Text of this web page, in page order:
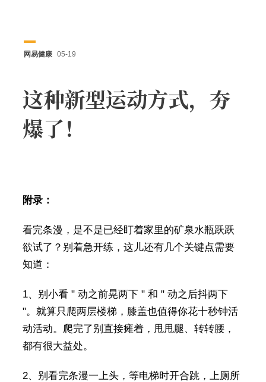
网易健康 05-19
这种新型运动方式，夯
爆了！
附录：
看完条漫，是不是已经盯着家里的矿泉水瓶跃跃
欲试了？别着急开练，这儿还有几个关键点需要
知道：
1、别小看 " 动之前晃两下 " 和 " 动之后抖两下
"。就算只爬两层楼梯，膝盖也值得你花十秒钟活
动活动。爬完了别直接瘫着，甩甩腿、转转腰，
都有很大益处。
2、别看完条漫一上头，等电梯时开合跳，上厕所